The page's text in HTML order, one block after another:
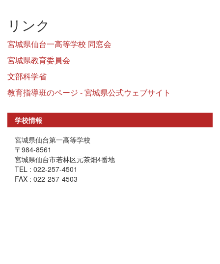
リンク
宮城県仙台一高等学校 同窓会
宮城県教育委員会
文部科学省
教育指導班のページ - 宮城県公式ウェブサイト
学校情報
宮城県仙台第一高等学校
〒984-8561
宮城県仙台市若林区元茶畑4番地
TEL : 022-257-4501
FAX : 022-257-4503